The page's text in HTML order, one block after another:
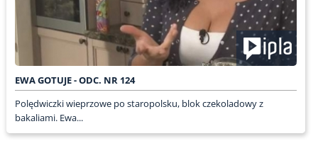
EWA GOTUJE - ODC. NR 124
Polędwiczki wieprzowe po staropolsku, blok czekoladowy z
bakaliami. Ewa...